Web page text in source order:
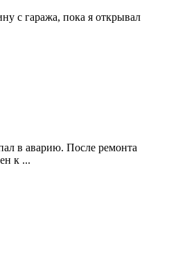
с гаража, пока я открывал
в аварию. После ремонта
к ...